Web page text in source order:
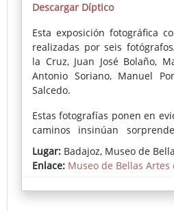
Descargar Díptico
Esta exposición fotográfica
realizadas por seis
la Cruz, Juan José Bolaño,
Antonio Soriano, Manuel
Salcedo.
Estas fotografías ponen en
caminos insinúan
arquitectura del edificio, de
artistas de la colección,
personajes
reinterpretaciones
Lugar: Badajoz, Museo de
Enlace: Museo de Bellas Artes